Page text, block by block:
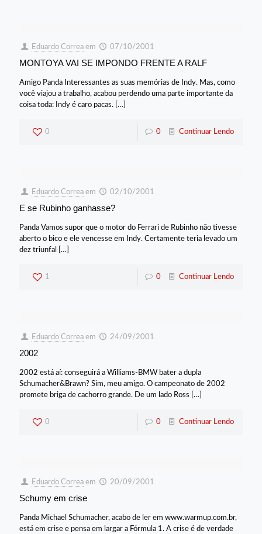
Eduardo Correa em 07/10/2001
MONTOYA VAI SE IMPONDO FRENTE A RALF
Amigo Panda Interessantes as suas memórias de Indy. Mas, como
você viajou a trabalho, acabou perdendo uma parte importante da
coisa toda: Indy é caro pacas. […]
0 0 Continuar Lendo
Eduardo Correa em 02/10/2001
E se Rubinho ganhasse?
Panda Vamos supor que o motor do Ferrari de Rubinho não tivesse
aberto o bico e ele vencesse em Indy. Certamente teria levado um
dez triunfal
[…]
1 0 Continuar Lendo
Eduardo Correa em 24/09/2001
2002
2002 está aí: conseguirá a Williams-BMW bater a dupla
Schumacher&Brawn? Sim, meu amigo. O campeonato de 2002
promete briga de cachorro grande. De um lado Ross […]
0 0 Continuar Lendo
Eduardo Correa em 20/09/2001
Schumy em crise
Panda Michael Schumacher, acabo de ler em www.warmup.com.br,
está em crise e pensa em largar a Fórmula 1. A crise é de verdade